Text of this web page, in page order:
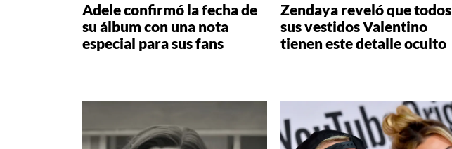
Adele confirmó la fecha de
su álbum con una nota
especial para sus fans
Zendaya reveló que todos
sus vestidos Valentino
tienen este detalle oculto